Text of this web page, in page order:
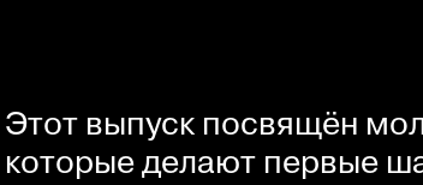
Этот выпуск посвящён
которые делают первые